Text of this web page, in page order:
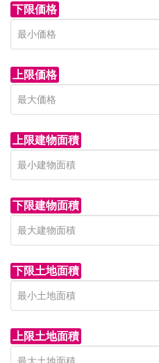
下限価格
上限価格
上限建物面積
下限建物面積
下限土地面積
上限土地面積
青木新築分譲住宅
on call
Price